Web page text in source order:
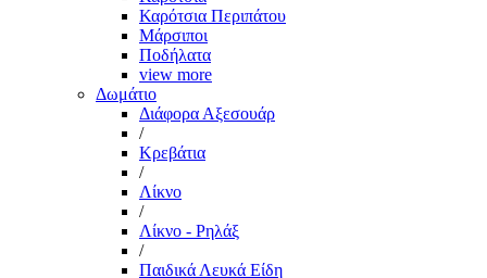
Καρότσια Περιπάτου
Μάρσιποι
Ποδήλατα
view more
Δωμάτιο
Διάφορα Αξεσουάρ
/
Κρεβάτια
/
Λίκνο
/
Λίκνο - Ρηλάξ
/
Παιδικά Λευκά Είδη